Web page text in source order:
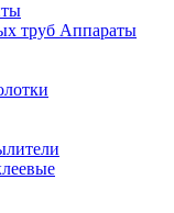
Аппараты